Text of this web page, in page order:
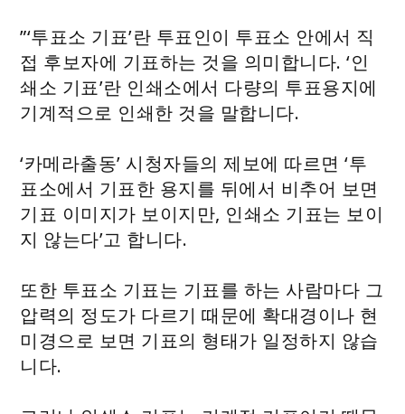
”‘투표소 기표’란 투표인이 투표소 안에서 직
접 후보자에 기표하는 것을 의미합니다. ‘인
쇄소 기표’란 인쇄소에서 다량의 투표용지에
기계적으로 인쇄한 것을 말합니다.
‘카메라출동’ 시청자들의 제보에 따르면 ‘투
표소에서 기표한 용지를 뒤에서 비추어 보면
기표 이미지가 보이지만, 인쇄소 기표는 보이
지 않는다’고 합니다.
또한 투표소 기표는 기표를 하는 사람마다 그
압력의 정도가 다르기 때문에 확대경이나 현
미경으로 보면 기표의 형태가 일정하지 않습
니다.